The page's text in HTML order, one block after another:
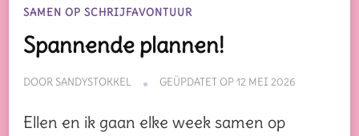
SAMEN OP SCHRIJFAVONTUUR
Spannende plannen!
DOORSANDYSTOKKEL GEÜPDATET OP12 MEI 2026
Ellen en ik gaan elke week samen op